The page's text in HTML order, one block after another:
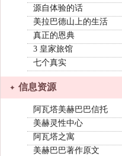
源自体验的话
美拉巴德山上的生活
真正的恩典
3 皇家旅馆
七个真实
信息资源
阿瓦塔美赫巴巴信托
美赫灵性中心
阿瓦塔之寓
美赫巴巴著作原文